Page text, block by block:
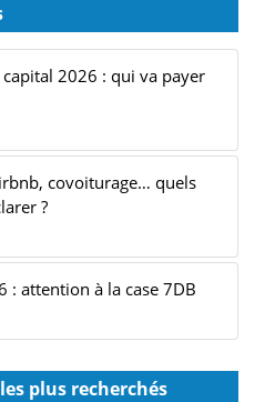
capital 2026 : qui va payer
covoiturage… quels
?
: attention à la case 7DB
plus recherchés